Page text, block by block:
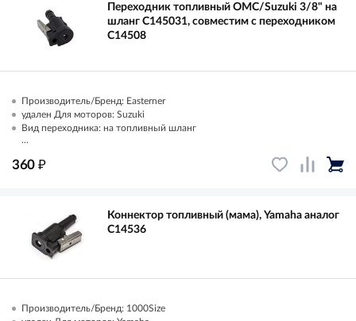
Переходник топливный OMC/Suzuki 3/8" на
шланг C145031, совместим с переходником
C14508
Производитель/Бренд: Easterner
удален Для моторов: Suzuki
Вид переходника: на топливный шланг
...
360 ₽
Коннектор топливный (мама), Yamaha аналог
C14536
Производитель/Бренд: 1000Size